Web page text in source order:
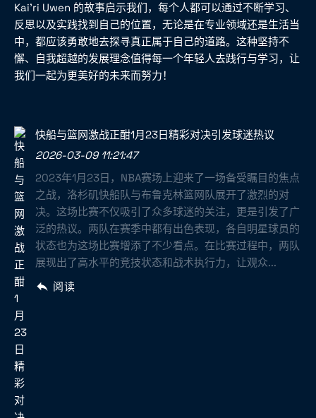
Kai'ri Uwen 的故事启示我们，每个人都可以通过不断学习、
反思以及实践找到自己的位置，无论是在专业领域还是生活当
中，都应该勇敢地去探寻真正属于自己的道路。这种坚持不
懈、自我超越的发展理念值得每一个年轻人去践行与学习，让
我们一起为更美好的未来而努力！
快船与篮网激战正酣1月23日精彩对决引发球迷热议
2026-03-09 11:21:47
2023年1月23日，NBA赛场上迎来了一场备受瞩目的焦点
之战，洛杉矶快船队与布鲁克林篮网队展开了激烈的对
决。这场比赛不仅吸引了众多球迷的关注，更是引发了广
泛的热议。两队在赛季中都有出色表现，各自明星球员的
状态也为这场比赛增添了不少看点。在比赛过程中，两队
展现出了高水平的竞技状态和战术执行力，让观众...
阅读